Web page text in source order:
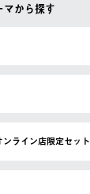
マから探す
ライン店限定セット